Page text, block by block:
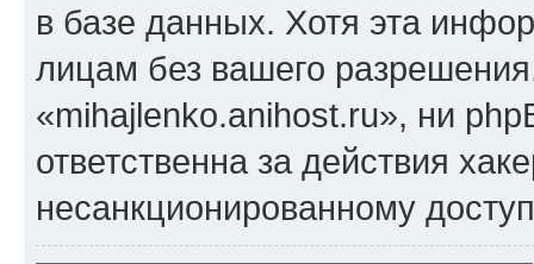
в базе данных. Хотя эта
лицам без вашего
«mihajlenko.anihost.ru», ни
ответственна за действия
несанкционированному